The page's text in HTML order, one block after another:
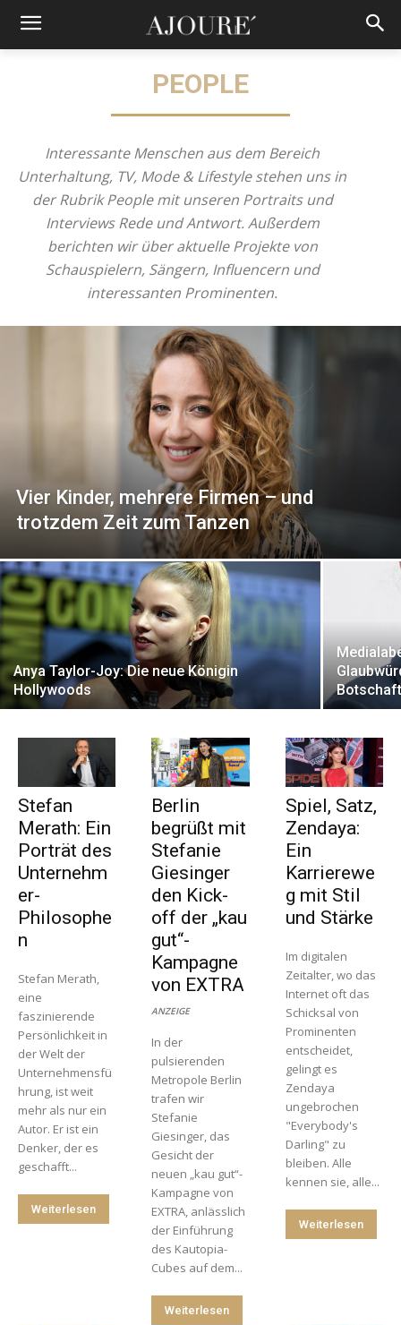
PEOPLE
Interessante Menschen aus dem Bereich
Unterhaltung, TV, Mode & Lifestyle stehen uns in
der Rubrik People mit unseren Portraits und
Interviews Rede und Antwort. Außerdem
berichten wir über aktuelle Projekte von
Schauspielern, Sängern, Influencern und
interessanten Prominenten.
Vier Kinder, mehrere Firmen – und
trotzdem Zeit zum Tanzen
Anya Taylor-Joy: Die neue Königin
Hollywoods
Stefan
Merath: Ein
Porträt des
Unternehm
er-
Philosophe
n
Stefan Merath,
eine
faszinierende
Persönlichkeit in
der Welt der
Unternehmensfü
hrung, ist weit
mehr als nur ein
Autor. Er ist ein
Denker, der es
geschafft...
Weiterlesen
Berlin
begrüßt mit
Stefanie
Giesinger
den Kick-
off der „kau
gut“-
Kampagne
von EXTRA
ANZEIGE
In der
pulsierenden
Metropole Berlin
trafen wir
Stefanie
Giesinger, das
Gesicht der
neuen „kau gut“-
Kampagne von
EXTRA, anlässlich
der Einführung
des Kautopia-
Cubes auf dem...
Weiterlesen
Spiel, Satz,
Zendaya:
Ein
Karrierewe
g mit Stil
und Stärke
Im digitalen
Zeitalter, wo das
Internet oft das
Schicksal von
Prominenten
entscheidet,
gelingt es
Zendaya
ungebrochen
"Everybody's
Darling" zu
bleiben. Alle
kennen sie, alle...
Weiterlesen